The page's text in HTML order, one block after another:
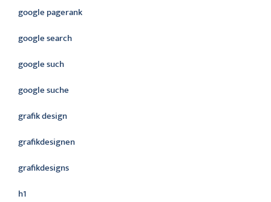
google pagerank
google search
google such
google suche
grafik design
grafikdesignen
grafikdesigns
h1